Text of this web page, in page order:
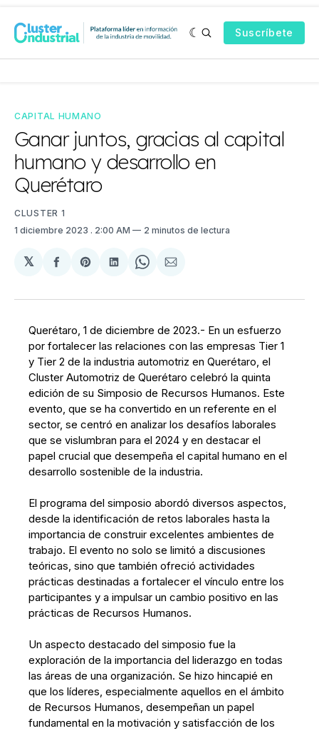
Suscríbete
CAPITAL HUMANO
Ganar juntos, gracias al capital
humano y desarrollo en
Querétaro
CLUSTER 1
1 diciembre 2023 . 2:00 AM 2 minutos de lectura
𝕏
Compartir
Facebook
Share
Pinterest
Compartir
LinkedIn
Share
WhatsApp
Compartir
Email
Querétaro, 1 de diciembre de 2023.- En un esfuerzo
por fortalecer las relaciones con las empresas Tier 1
y Tier 2 de la industria automotriz en Querétaro, el
Cluster Automotriz de Querétaro celebró la quinta
edición de su Simposio de Recursos Humanos. Este
evento, que se ha convertido en un referente en el
sector, se centró en analizar los desafíos laborales
que se vislumbran para el 2024 y en destacar el
papel crucial que desempeña el capital humano en el
desarrollo sostenible de la industria.
El programa del simposio abordó diversos aspectos,
desde la identificación de retos laborales hasta la
importancia de construir excelentes ambientes de
trabajo. El evento no solo se limitó a discusiones
teóricas, sino que también ofreció actividades
prácticas destinadas a fortalecer el vínculo entre los
participantes y a impulsar un cambio positivo en las
prácticas de Recursos Humanos.
Un aspecto destacado del simposio fue la
exploración de la importancia del liderazgo en todas
las áreas de una organización. Se hizo hincapié en
que los líderes, especialmente aquellos en el ámbito
de Recursos Humanos, desempeñan un papel
fundamental en la motivación y satisfacción de los